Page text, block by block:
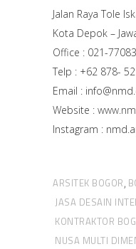
Jalan Raya Tole
Kota Depok –
Office : 021-
Telp : +62 878-
Email :
Website :
Instagram :
ARSITEK BOGOR,
JASA DESAIN
KONTRAKTOR
NUSA MULTI